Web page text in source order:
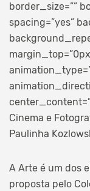
border_size=””
spacing=”yes”
Cinema e
Paulinha
A Arte é um dos
proposta pelo